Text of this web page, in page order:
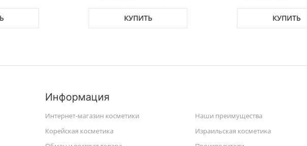
КУПИТЬ КУПИТЬ
Информация
Интернет-магазин косметики
Наши преимущества
Корейская косметика
Израильская косметика